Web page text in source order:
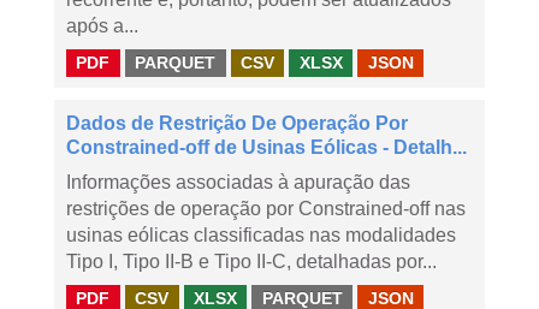
após a...
PDF PARQUET CSV XLSX JSON
Dados de Restrição De Operação Por
Constrained-off de Usinas Eólicas - Detalh...
Informações associadas à apuração das
restrições de operação por Constrained-off nas
usinas eólicas classificadas nas modalidades
Tipo I, Tipo II-B e Tipo II-C, detalhadas por...
PDF CSV XLSX PARQUET JSON